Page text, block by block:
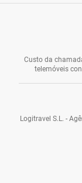
Custo da
telemóveis
Logitravel S.L. -